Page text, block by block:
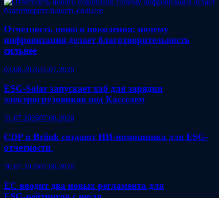
Отчетность нового поколения: почему
цифровизация делает благотворительность
сильнее
03.08.202631.07.2026
ESG‑Solar запускает хаб для зарядки
электрогрузовиков под Касселем
31.07.202607.08.2026
CDP и Briink создают ИИ‑помощника для ESG-
отчетности
30.07.202607.08.2026
ЕС вводит два новых регламента для